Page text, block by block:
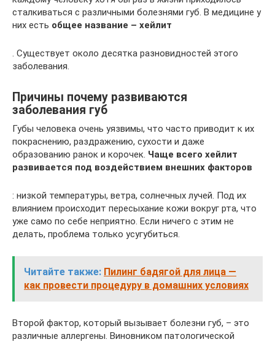
сталкиваться с различными болезнями губ. В медицине у
них есть общее название – хейлит
. Существует около десятка разновидностей этого
заболевания.
Причины почему развиваются
заболевания губ
Губы человека очень уязвимы, что часто приводит к их
покраснению, раздражению, сухости и даже
образованию ранок и корочек. Чаще всего хейлит
развивается под воздействием внешних факторов
: низкой температуры, ветра, солнечных лучей. Под их
влиянием происходит пересыхание кожи вокруг рта, что
уже само по себе неприятно. Если ничего с этим не
делать, проблема только усугубиться.
Читайте также: Пилинг бадягой для лица —
как провести процедуру в домашних условиях
Второй фактор, который вызывает болезни губ, – это
различные аллергены. Виновником патологической